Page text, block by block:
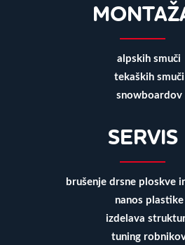
alpskih smuči
tekaških smuči
snowboardov
SERVIS
brušenje drsne ploskve
nanos plastike
izdelava
tuning